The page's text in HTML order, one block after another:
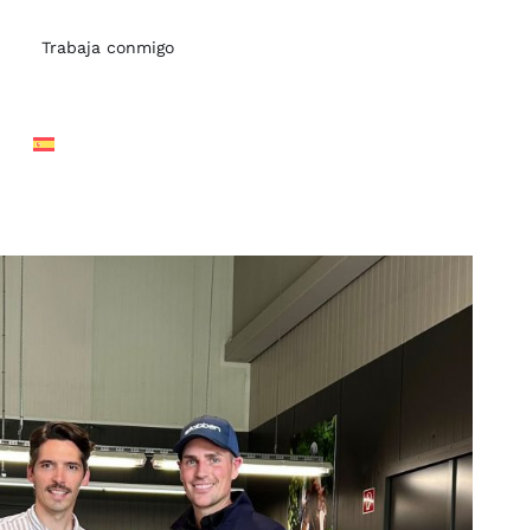
Trabaja conmigo